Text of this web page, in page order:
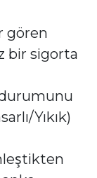
gören
bir sigorta
Yıkık)